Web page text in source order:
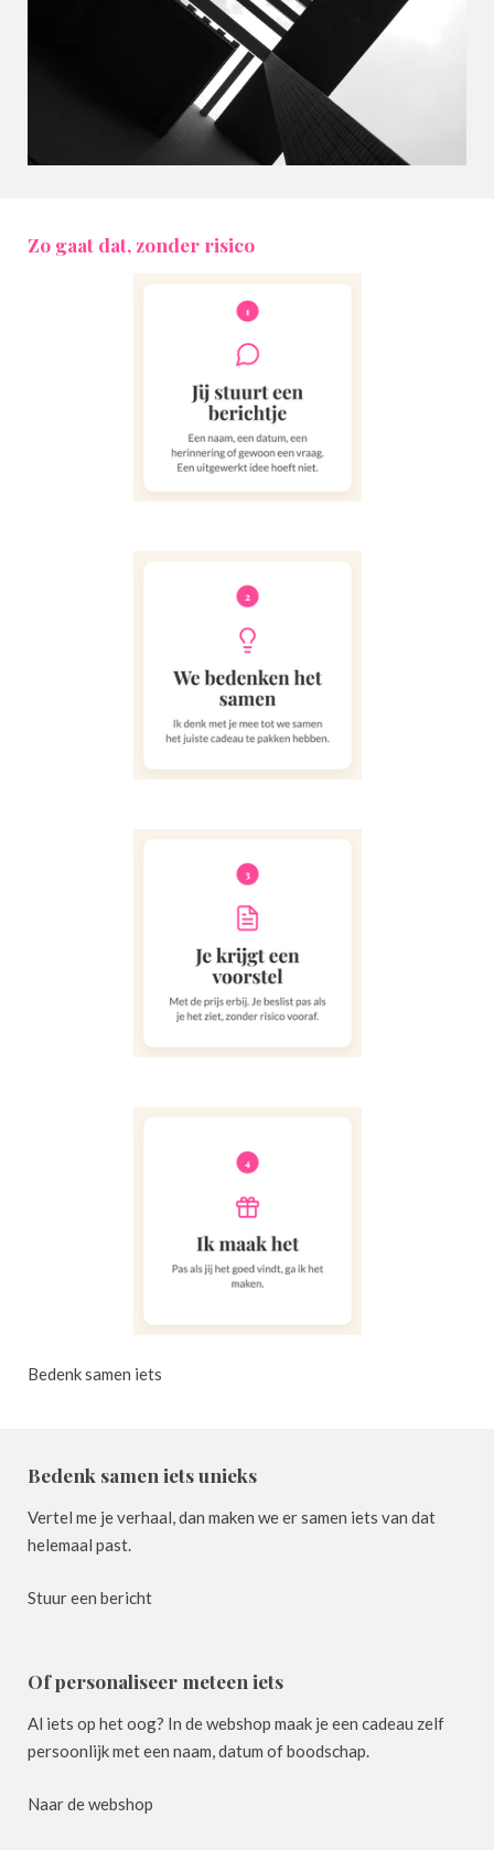
Zo gaat dat, zonder risico
Bedenk samen iets
Bedenk samen iets unieks
Vertel me je verhaal, dan maken we er samen iets van dat
helemaal past.
Stuur een bericht
Of personaliseer meteen iets
Al iets op het oog? In de webshop maak je een cadeau zelf
persoonlijk met een naam, datum of boodschap.
Naar de webshop